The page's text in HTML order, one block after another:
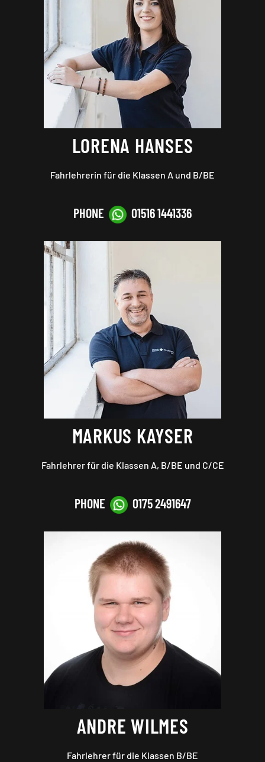
LORENA HANSES
Fahrlehrerin für die Klassen A und B/BE
PHONE 01516 1441336
MARKUS KAYSER
Fahrlehrer für die Klassen A, B/BE und C/CE
PHONE 0175 2491647
ANDRE WILMES
Fahrlehrer für die Klassen B/BE